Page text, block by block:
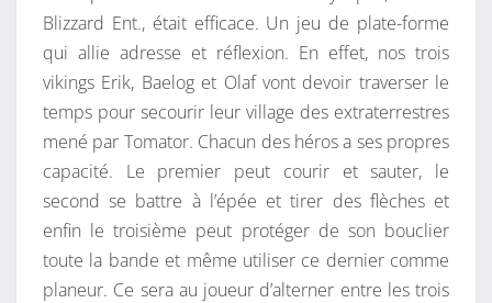
Blizzard Ent., était efficace. Un jeu de plate-forme
qui allie adresse et réflexion. En effet, nos trois
vikings Erik, Baelog et Olaf vont devoir traverser le
temps pour secourir leur village des extraterrestres
mené par Tomator. Chacun des héros a ses propres
capacité. Le premier peut courir et sauter, le
second se battre à l’épée et tirer des flèches et
enfin le troisième peut protéger de son bouclier
toute la bande et même utiliser ce dernier comme
planeur. Ce sera au joueur d’alterner entre les trois